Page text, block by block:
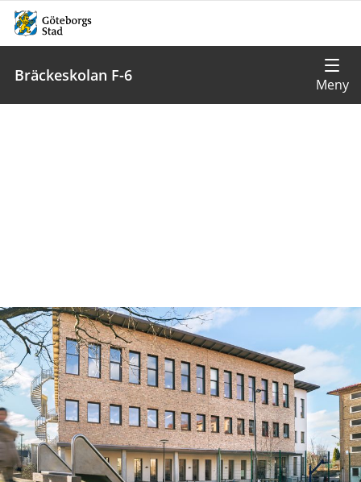
Bräckeskolan F-6